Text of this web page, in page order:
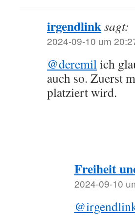
irgendlinksagt:
2024-09-10 um
@deremilich
auch so. Zuerst
platziert wird.
Freiheit
2024-09-10